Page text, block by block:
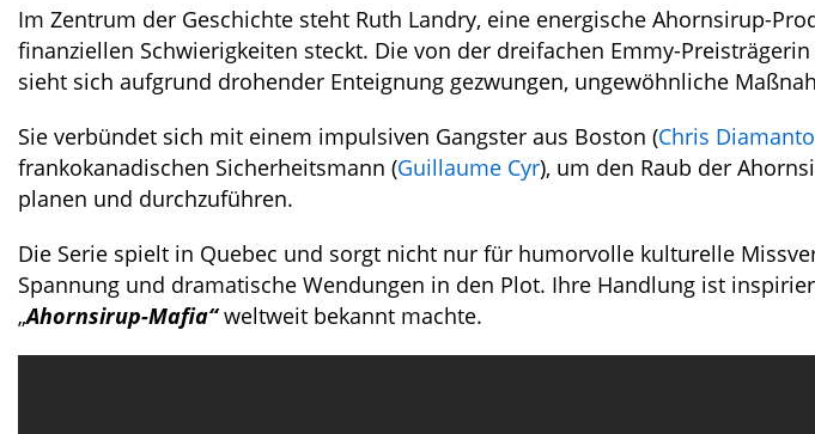
Im Zentrum der Geschichte steht Ruth Landry, eine energische Ahornsirup-
finanziellen Schwierigkeiten steckt. Die von der dreifachen Emmy-
sieht sich aufgrund drohender Enteignung gezwungen, ungewöhnliche
Sie verbündet sich mit einem impulsiven Gangster aus Boston (Chris
frankokanadischen Sicherheitsmann (Guillaume Cyr), um den Raub der
planen und durchzuführen.
Die Serie spielt in Quebec und sorgt nicht nur für humorvolle kulturelle
Spannung und dramatische Wendungen in den Plot. Ihre Handlung ist
„Ahornsirup-Mafia“weltweit bekannt machte.